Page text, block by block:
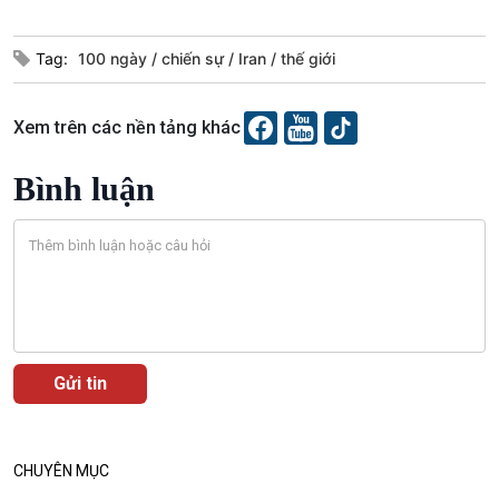
Tài nguyên và Môi trường
Chuyên gia của bạn
Bước chân đến trường
khí hậu
Câu chuyện Thể thao
Tag: 100 ngày chiến sự Iran thế giới
Xem trên các nền tảng khác
Bình luận
CHUYÊN MỤC